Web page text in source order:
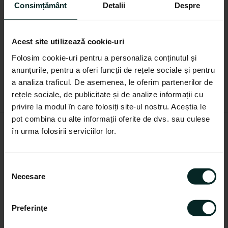
Consimțământ Detalii Despre
Acest site utilizează cookie-uri
Folosim cookie-uri pentru a personaliza conținutul și
anunțurile, pentru a oferi funcții de rețele sociale și pentru
a analiza traficul. De asemenea, le oferim partenerilor de
rețele sociale, de publicitate și de analize informații cu
privire la modul în care folosiți site-ul nostru. Aceștia le
pot combina cu alte informații oferite de dvs. sau culese
în urma folosirii serviciilor lor.
Necesare
Preferinţe
WADFOW, 2 tata + 2
mama, 1/4" (4 bucati)
In stoc
28,83 lei
32,00 lei
cu rezervor Wadfow, 4
bar, 750ml, 185mm
48,72 lei
77,55 lei
-24%
WADFOW
Cod produs: WQP0970